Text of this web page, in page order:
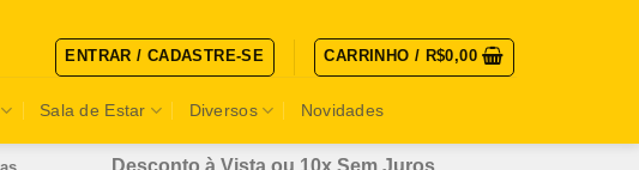
ENTRAR / CADASTRE-SE CARRINHO / R$0,00
Sala de Estar Diversos Novidades
Desconto à Vista ou 10x Sem Juros